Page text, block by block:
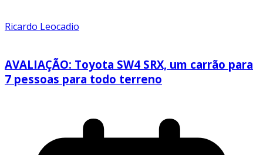
Ricardo Leocadio
AVALIAÇÃO: Toyota SW4 SRX, um carrão para
7 pessoas para todo terreno